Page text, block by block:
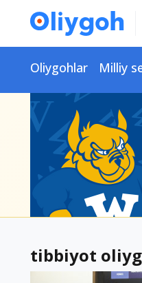
Oliygohlar Milliy
tibbiyot